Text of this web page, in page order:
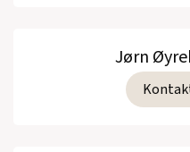
Jørn